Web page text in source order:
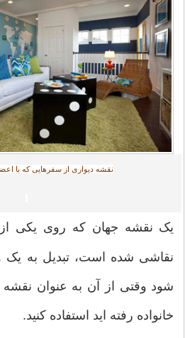
نقشه دیواری از سفرهایی که با
یک نقشه جهان که روی یکی از
نقاشی شده است، تبدیل به یک
شود وقتی از آن به عنوان
خانواده رفته اید استفاده کنید.